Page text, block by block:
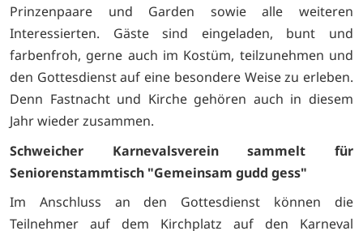
Prinzenpaare und Garden sowie alle weiteren
Interessierten. Gäste sind eingeladen, bunt und
farbenfroh, gerne auch im Kostüm, teilzunehmen und
den Gottesdienst auf eine besondere Weise zu erleben.
Denn Fastnacht und Kirche gehören auch in diesem
Jahr wieder zusammen.
Schweicher Karnevalsverein sammelt für
Seniorenstammtisch "Gemeinsam gudd gess"
Im Anschluss an den Gottesdienst können die
Teilnehmer auf dem Kirchplatz auf den Karneval